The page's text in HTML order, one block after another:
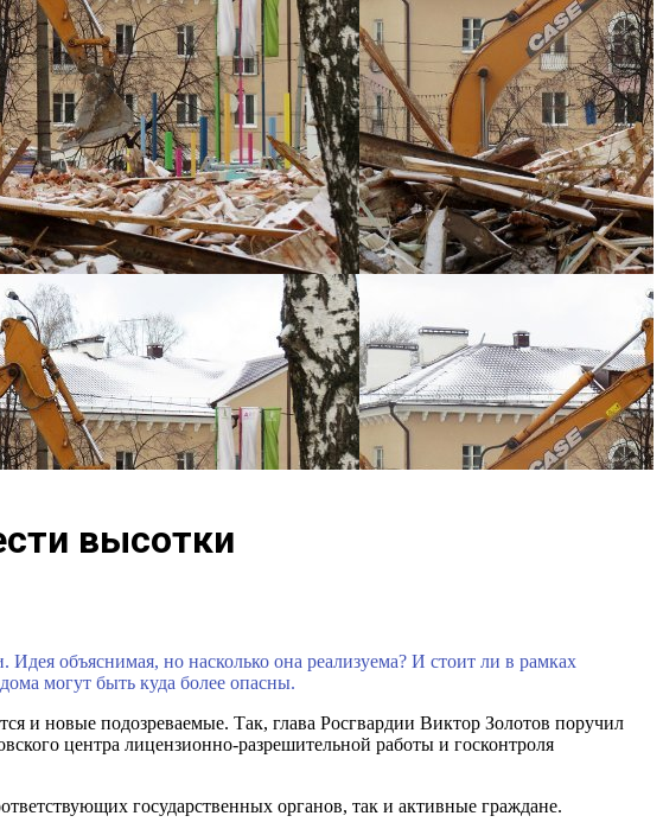
высотки
объяснимая, но насколько она реализуема? И стоит ли в рамках
могут быть куда более опасны.
и новые подозреваемые. Так, глава Росгвардии Виктор Золотов поручил
центра лицензионно-разрешительной работы и госконтроля
государственных органов, так и активные граждане.